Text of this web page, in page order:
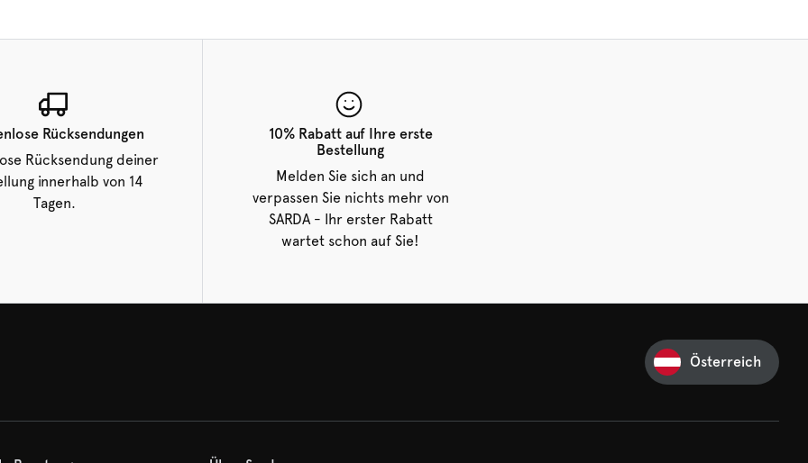
Rücksendungen
Rücksendung deiner
innerhalb von 14
Tagen.
10% Rabatt auf Ihre erste
Bestellung
Melden Sie sich an und
verpassen Sie nichts mehr von
SARDA - Ihr erster Rabatt
wartet schon auf Sie!
Österreich